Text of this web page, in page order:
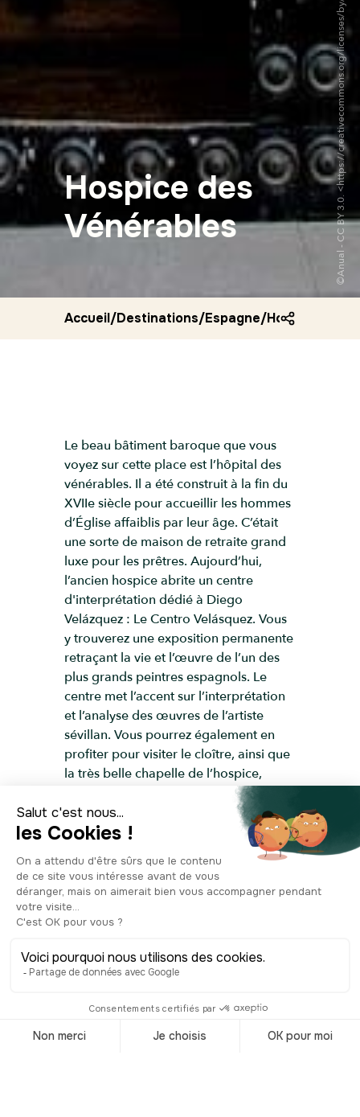
Hospice des
Vénérables
Accueil/Destinations/Espagne/Hospice des
Le beau bâtiment baroque que vous
voyez sur cette place est l’hôpital des
vénérables. Il a été construit à la fin du
XVIIe siècle pour accueillir les hommes
d’Église affaiblis par leur âge. C’était
une sorte de maison de retraite grand
luxe pour les prêtres. Aujourd’hui,
l’ancien hospice abrite un centre
d'interprétation dédié à Diego
Velázquez : Le Centro Velásquez. Vous
y trouverez une exposition permanente
retraçant la vie et l’œuvre de l’un des
plus grands peintres espagnols. Le
centre met l’accent sur l’interprétation
et l’analyse des œuvres de l’artiste
sévillan. Vous pourrez également en
profiter pour visiter le cloître, ainsi que
la très belle chapelle de l’hospice,
recouverte de splendides peintures
murales.